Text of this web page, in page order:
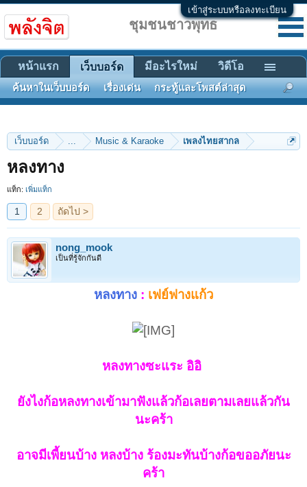
เข้าสู่ระบบหรือลงทะเบียน
เว็บบอร์ด ... Music & Karaoke เพลงไทยสากล
หลงทาง
แท็ก: เพิ่มแท็ก
1 2 ถัดไป >
nong_mook
เป็นที่รู้จักกันดี
หลงทาง : เฟย์ฟางแก้ว
หลงทางซะแระ อิอิ
ยังไงก้อหลงทางเข้ามาฟังแล้วก้อเลยตามเลยแล้วกัน
นะคร้า
อาจมีเพี้ยนบ้าง หลงบ้าง ร้องมะทันบ้างก้อขออภัยนะ
คร้า
ชุมชนชาวพุทธ
หน้าแรก เว็บบอร์ด
ค้นหาในเว็บบอร์ด เรื่องเด่น กระทู้และโพสต์ล่าสุด
มีอะไรใหม่ วิดีโอ